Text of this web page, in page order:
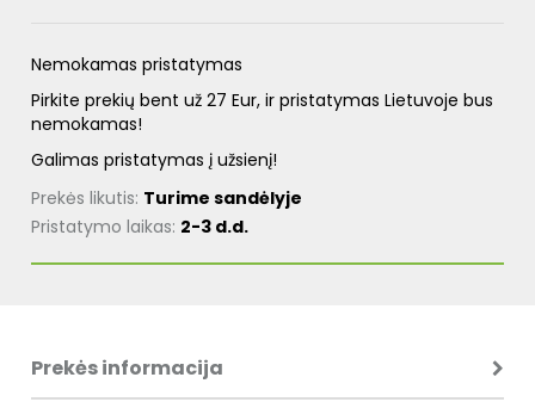
Nemokamas pristatymas
Pirkite prekių bent už 27 Eur, ir pristatymas Lietuvoje bus
nemokamas!
Galimas pristatymas į užsienį!
Prekės likutis: Turime sandėlyje
Pristatymo laikas: 2-3 d.d.
Prekės informacija